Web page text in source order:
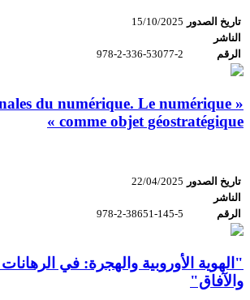
تاريخ الصدور 15/10/2025
الناشر
الرقم
978-2-336-53077-2
du numérique. Le numérique
comme objet géostratégique »
تاريخ الصدور 22/04/2025
الناشر
الرقم
978-2-38651-145-5
"الهوية الأوروبية والهجرة: في
والآفاق"